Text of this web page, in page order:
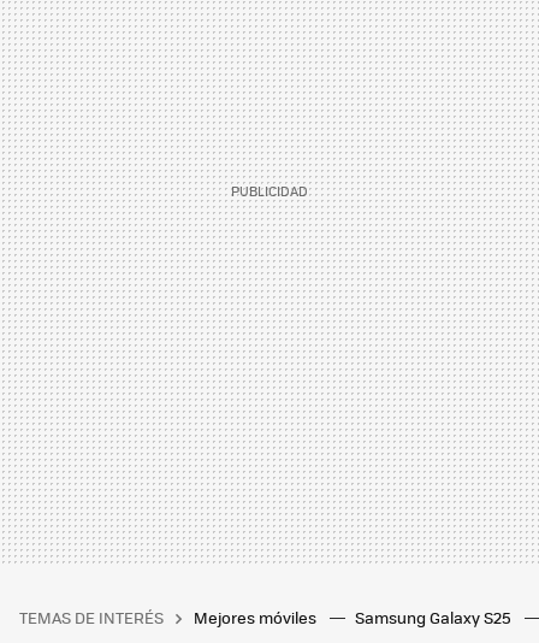
TEMAS DE INTERÉS Mejores móviles Samsung Galaxy S25